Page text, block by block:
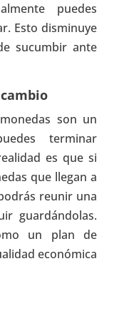
puedes
Esto disminuye
sucumbir ante
son un
terminar
es que si
que llegan a
reunir una
guardándolas.
un plan de
económica